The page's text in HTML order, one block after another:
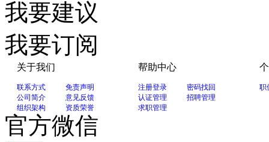
我要建议
我要订阅
关于我们
联系方式
免责声明
公司简介
意见反馈
组织架构
资质荣誉
帮助中心
注册登录
密码找回
认证管理
招聘管理
求职管理
职
官方微信